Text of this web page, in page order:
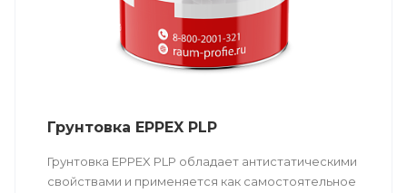
Грунтовка EPPEX PLP
Грунтовка EPPEX PLP обладает антистатическими
свойствами и применяется как самостоятельное